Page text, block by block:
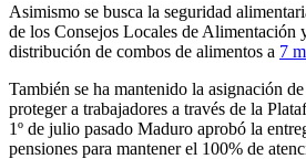
Asimismo se busca la seguridad
de los Consejos Locales de
distribución de combos de alimentos a 7
También se ha mantenido la asignación
proteger a trabajadores a través de la
1º de julio pasado Maduro aprobó la
pensiones para mantener el 100% de